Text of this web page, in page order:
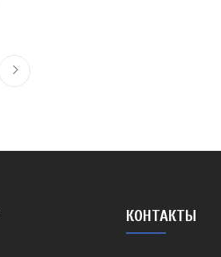
КОНТАКТЫ